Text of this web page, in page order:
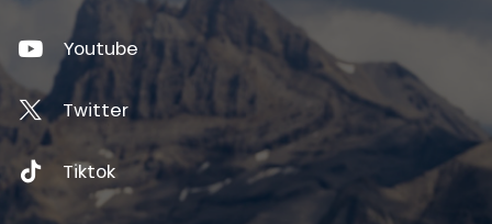
Youtube
Twitter
Tiktok